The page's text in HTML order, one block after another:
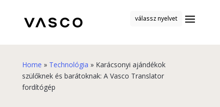
válassz nyelvet
Home » Technológia » Karácsonyi ajándékok
szülőknek és barátoknak: A Vasco Translator
fordítógép